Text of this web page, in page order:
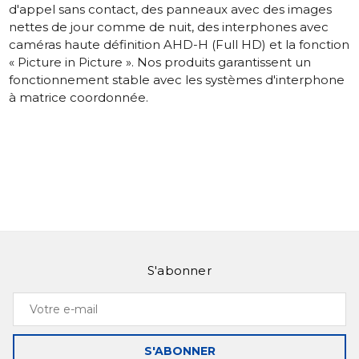
d'appel sans contact, des panneaux avec des images
nettes de jour comme de nuit, des interphones avec
caméras haute définition AHD-H (Full HD) et la fonction
« Picture in Picture ». Nos produits garantissent un
fonctionnement stable avec les systèmes d'interphone
à matrice coordonnée.
S'abonner
Votre
mail
S'ABONNER